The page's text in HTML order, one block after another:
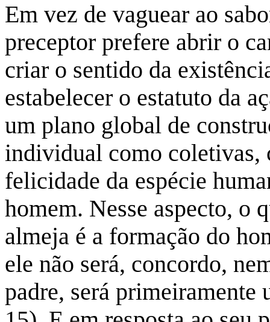
Em vez de vaguear ao
preceptor prefere abrir o
criar o sentido da
estabelecer o estatuto da
um plano global de
individual como coletivas,
felicidade da espécie
homem. Nesse aspecto, o
almeja é a formação do
ele não será, concordo,
padre, será primeiramente